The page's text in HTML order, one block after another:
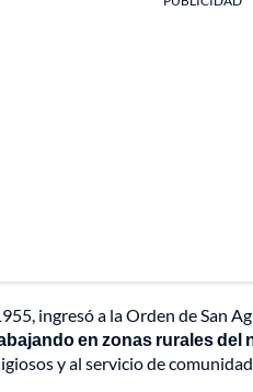
ingresó a la Orden de San
en zonas rurales
y al servicio de